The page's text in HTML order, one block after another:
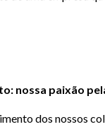
nossa paixão
dos nossos